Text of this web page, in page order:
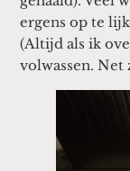
ergens op te
(Altijd als ik
volwassen. Net